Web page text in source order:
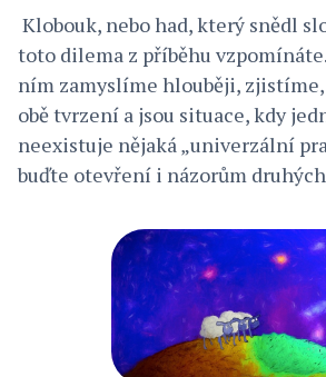
Klobouk, nebo had, který snědl
toto dilema z příběhu
ním zamyslíme hlouběji, zjistíme,
obě tvrzení a jsou situace, kdy
neexistuje nějaká „univerzální
buďte otevření i názorům